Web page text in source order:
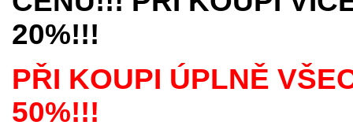
20%!!!
PŘI KOUPI ÚPLNĚ
50%!!!